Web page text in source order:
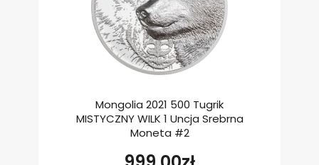
Mongolia 2021 500 Tugrik
MISTYCZNY WILK 1 Uncja Srebrna
Moneta #2